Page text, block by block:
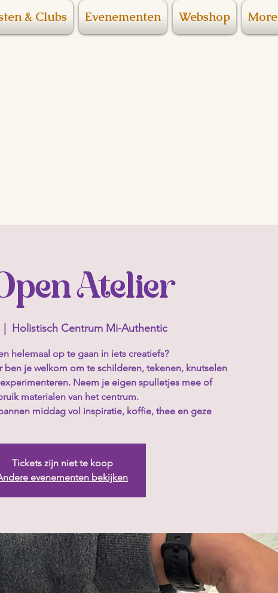
& Clubs Evenementen Webshop More
Atelier
Holistisch Centrum Mi-Authentic
helemaal op te gaan in iets creatiefs?
ben je welkom om te schilderen, tekenen, knutselen
Neem je eigen spulletjes mee of
materialen van het centrum.
middag vol inspiratie, koffie, thee en geze
Tickets zijn niet te koop
evenementen bekijken